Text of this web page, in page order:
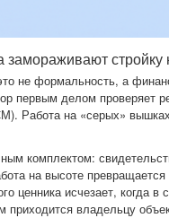
замораживают
не формальность, а
первым делом проверяет
Работа на «серых»
комплектом:
на высоте
ценника исчезает, когда
приходится владельцу